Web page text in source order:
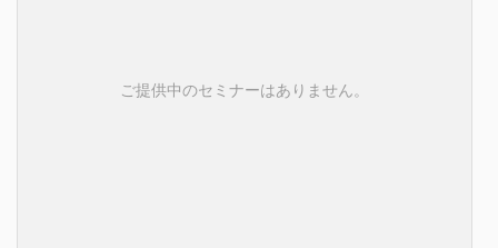
ご提供中のセミナーはありません。